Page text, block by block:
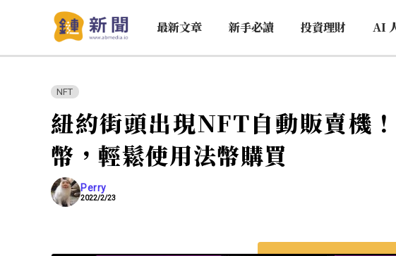
最新文章 新手必讀 投資理財 AI
NFT
紐約街頭出現NFT自動販賣機
幣，輕鬆使用法幣購買
Perry
2022/2/23